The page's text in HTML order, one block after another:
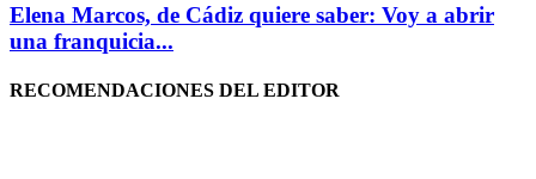
Elena Marcos, de Cádiz quiere saber: Voy a abrir
una franquicia...
RECOMENDACIONES DEL EDITOR